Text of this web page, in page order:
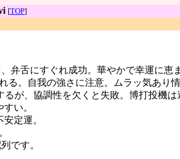
[TOP]
弁舌にすぐれ成功。華やかで幸運に恵
る。自我の強さに注意。ムラッ気あり情
が、協調性を欠くと失敗。博打投機は
い。
定運。
です。